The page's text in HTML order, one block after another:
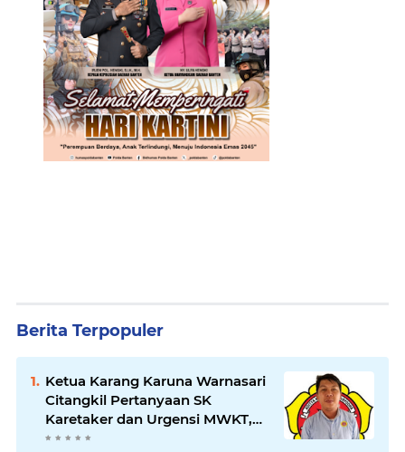
Berita Terpopuler
Ketua Karang Karuna Warnasari
Citangkil Pertanyaan SK
Karetaker dan Urgensi MWKT,
Saat Suasana Berduka